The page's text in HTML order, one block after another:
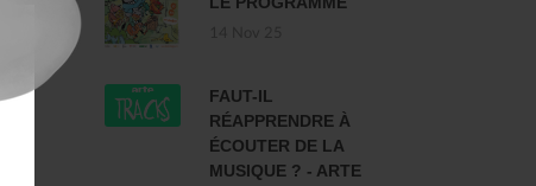
FAUT-IL
RÉAPPRENDRE À
ÉCOUTER DE LA
MUSIQUE ? - ARTE